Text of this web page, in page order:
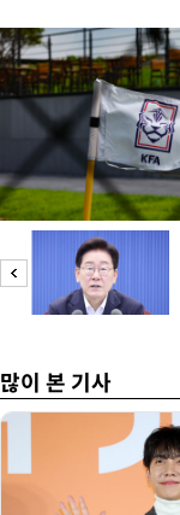
많이 본 기사